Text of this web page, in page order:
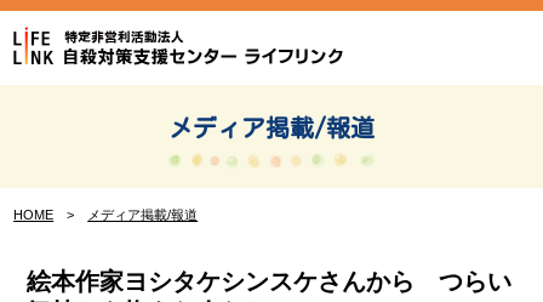
Skip
メディア掲載/報道
HOME > メディア掲載/報道
絵本作家ヨシタケシンスケさんから つらい